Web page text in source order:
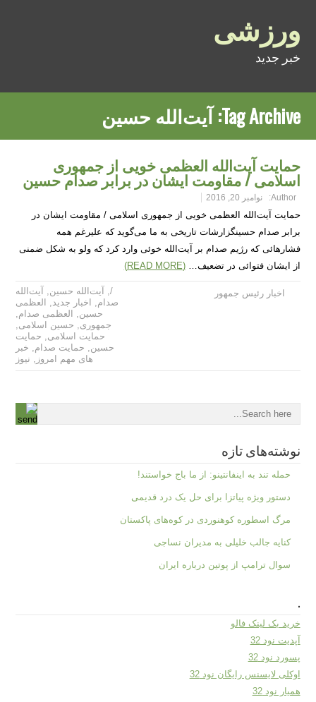
ورزشی
خبر جدید
Tag Archive: آیت‌الله حسین
حمایت آیت‌الله العظمی خویی از جمهوری
اسلامی / مقاومت ایشان در برابر صدام حسین
Author: نوامبر 20, 2016
حمایت آیت‌الله العظمی خویی از جمهوری اسلامی / مقاومت ایشان در
برابر صدام حسینگزارشات تاریخی به ما می‌گوید که علیرغم همه
فشارهائی که رژیم صدام بر آیت‌الله خوئی وارد کرد که ولو به شکل ضمنی
از ایشان فتوائی در تضعیف…(READ MORE)
اخبار رئیس جمهور /
, آیت‌الله حسین,
آیت‌الله
صدام, اخبار جدید,
العظمی
حسین, العظمی صدام,
جمهوری, حسین اسلامی,
حمایت اسلامی, حمایت
حسین, حمایت صدام, خبر
های مهم امروز , نیوز
نوشته‌های تازه
حمله تند به اینفانتینو: از ما باج خواستند!
دستور ویژه پیاتزا برای حل یک درد قدیمی
مرگ اسطوره کوهنوردی در کوه‌های پاکستان
کنایه جالب خلیلی به مدیران نساجی
سوال ترامپ از پوتین درباره ایران
.
خرید بک لینک فالو
آپدیت نود 32
پسورد نود 32
اوکلی لایسنس رایگان نود 32
همیار نود 32